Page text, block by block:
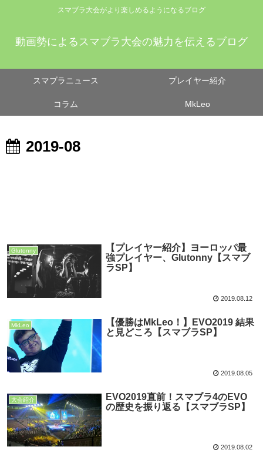
スマブラ大会がより楽しめるようになるブログ
動画勢によるスマブラ大会の魅力を伝えるブログ
スマブラニュース プレイヤー紹介
コラム MkLeo
2019-08
Glutonny
【プレイヤー紹介】ヨーロッパ最
強プレイヤー、Glutonny【スマブ
ラSP】
2019.08.12
MkLeo
【優勝はMkLeo！】EVO2019 結果
と見どころ【スマブラSP】
2019.08.05
大会紹介
EVO2019直前！スマブラ4のEVO
の歴史を振り返る【スマブラSP】
2019.08.02